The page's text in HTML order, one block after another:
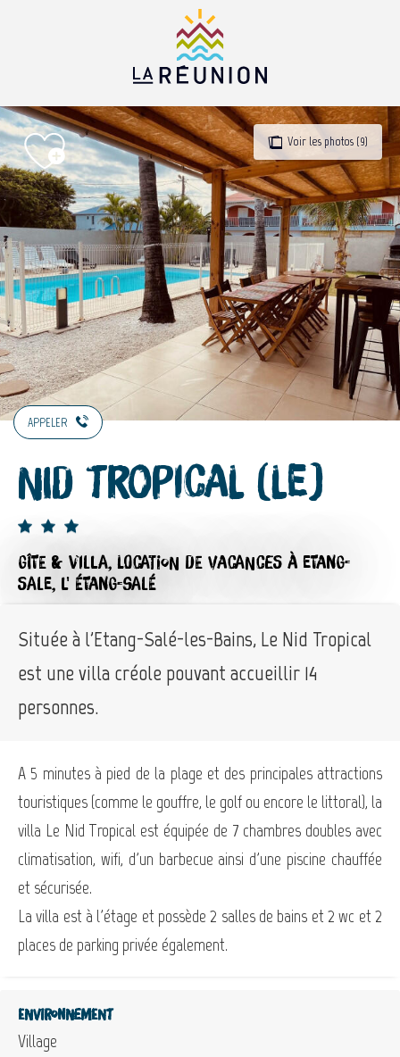
Voir les photos (9)
APPELER
Nid Tropical (Le)
GÎTE & VILLA, LOCATION DE VACANCES À ETANG-
SALE, L' ÉTANG-SALÉ
Située à l'Etang-Salé-les-Bains, Le Nid Tropical
est une villa créole pouvant accueillir 14
personnes.
A 5 minutes à pied de la plage et des principales attractions
touristiques (comme le gouffre, le golf ou encore le littoral), la
villa Le Nid Tropical est équipée de 7 chambres doubles avec
climatisation, wifi, d'un barbecue ainsi d'une piscine chauffée
et sécurisée.
La villa est à l'étage et possède 2 salles de bains et 2 wc et 2
places de parking privée également.
Environnement
Village